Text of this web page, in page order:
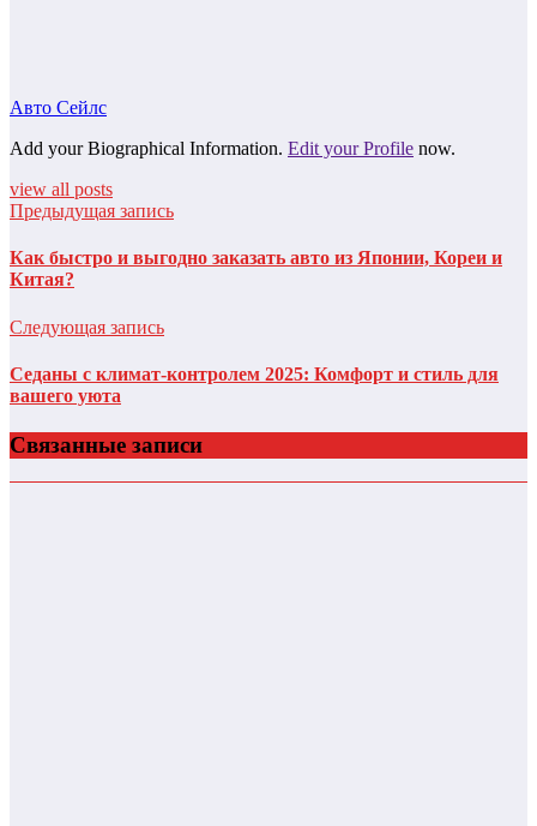
Авто Сейлс
Add your Biographical Information. Edit your Profile now.
view all posts
Предыдущая запись
Как быстро и выгодно заказать авто из Японии, Кореи и
Китая?
Следующая запись
Седаны с климат-контролем 2025: Комфорт и стиль для
вашего уюта
Связанные записи